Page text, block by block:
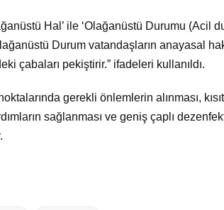
Hal’ ile ‘Olağanüstü Durumu (Acil
Durum vatandaşların anayasal
çabaları pekiştirir.” ifadeleri kullanıldı.
gerekli önlemlerin alınması,
sağlanması ve geniş çaplı